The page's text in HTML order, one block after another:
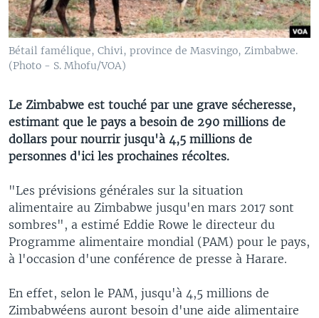
Bétail famélique, Chivi, province de Masvingo, Zimbabwe.
(Photo - S. Mhofu/VOA)
Le Zimbabwe est touché par une grave sécheresse,
estimant que le pays a besoin de 290 millions de
dollars pour nourrir jusqu'à 4,5 millions de
personnes d'ici les prochaines récoltes.
"Les prévisions générales sur la situation
alimentaire au Zimbabwe jusqu'en mars 2017 sont
sombres", a estimé Eddie Rowe le directeur du
Programme alimentaire mondial (PAM) pour le pays,
à l'occasion d'une conférence de presse à Harare.
En effet, selon le PAM, jusqu'à 4,5 millions de
Zimbabwéens auront besoin d'une aide alimentaire